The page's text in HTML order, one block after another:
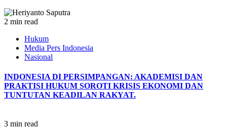
2 min read
Hukum
Media Pers Indonesia
Nasional
INDONESIA DI PERSIMPANGAN: AKADEMISI DAN
PRAKTISI HUKUM SOROTI KRISIS EKONOMI DAN
TUNTUTAN KEADILAN RAKYAT.
3 min read